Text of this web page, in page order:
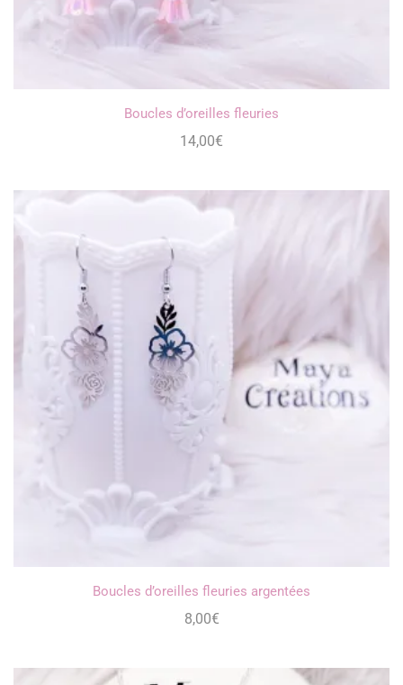
Boucles d’oreilles fleuries
14,00€
Boucles d’oreilles fleuries argentées
8,00€